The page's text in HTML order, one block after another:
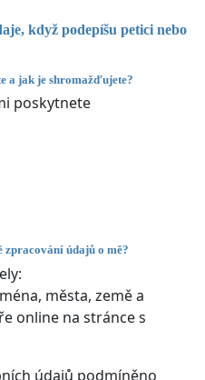
když podepíšu petici nebo
a jak je shromažďujete?
poskytnete
údajů o mě?
města, země a
online na stránce s
údajů podmíněno